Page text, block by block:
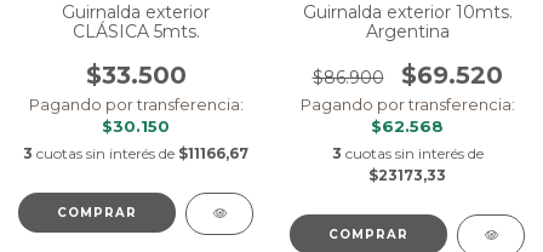
Guirnalda exterior
CLÁSICA 5mts.
$33.500
Pagando por transferencia:
$30.150
3 cuotas sin interés de $11166,67
COMPRAR
Guirnalda exterior 10mts.
Argentina
$86.900 $69.520
Pagando por transferencia:
$62.568
3 cuotas sin interés de
$23173,33
COMPRAR